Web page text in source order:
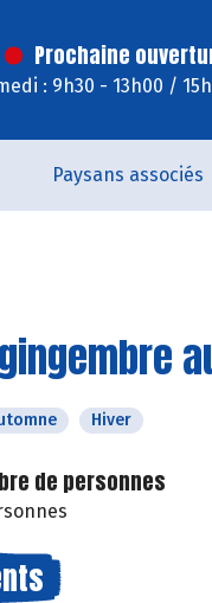
Prochaine
: 9h30 - 13h00 /
Paysans associés
Hiver
de personnes